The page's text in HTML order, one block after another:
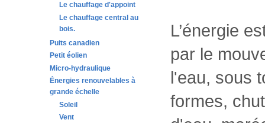
Le chauffage d'appoint
Le chauffage central au
bois.
Puits canadien
Petit éolien
Micro-hydraulique
Énergies renouvelables à
grande échelle
Soleil
Vent
L’énergie
par le
l'eau, sous
formes,